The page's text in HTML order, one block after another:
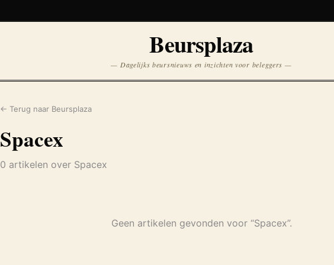
Beursplaza
— Dagelijks beursnieuws en inzichten voor beleggers —
← Terug naar Beursplaza
Spacex
0 artikelen over Spacex
Geen artikelen gevonden voor “Spacex”.